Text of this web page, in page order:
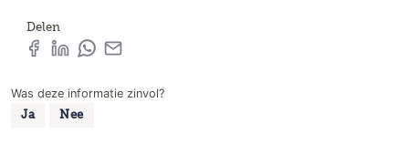
Delen
Was deze informatie zinvol?
Ja Nee